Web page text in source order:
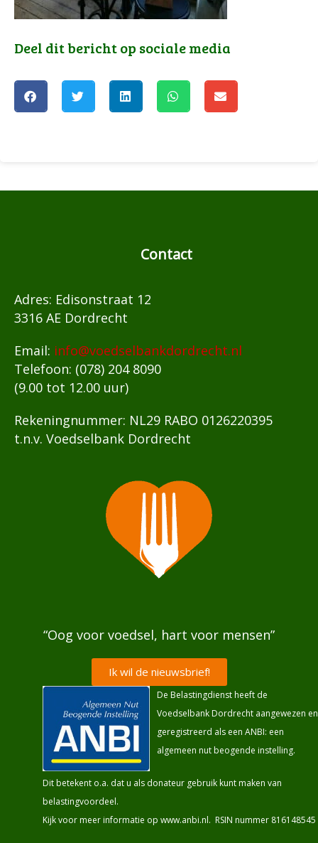
Deel dit bericht op sociale media
Contact
Adres: Edisonstraat 12
3316 AE Dordrecht
Email: info@voedselbankdordrecht.nl
Telefoon: (078) 204 8090
(9.00 tot 12.00 uur)
Rekeningnummer: NL29 RABO 0126220395
t.n.v. Voedselbank Dordrecht
“Oog voor voedsel, hart voor mensen”
Ik wil de nieuwsbrief!
De Belastingdienst heeft de
Voedselbank Dordrecht aangewezen en
geregistreerd als een ANBI: een
algemeen nut beogende instelling.
Dit betekent o.a. dat u als donateur gebruik kunt maken van
belastingvoordeel.
Kijk voor meer informatie op www.anbi.nl. RSIN nummer 816148545